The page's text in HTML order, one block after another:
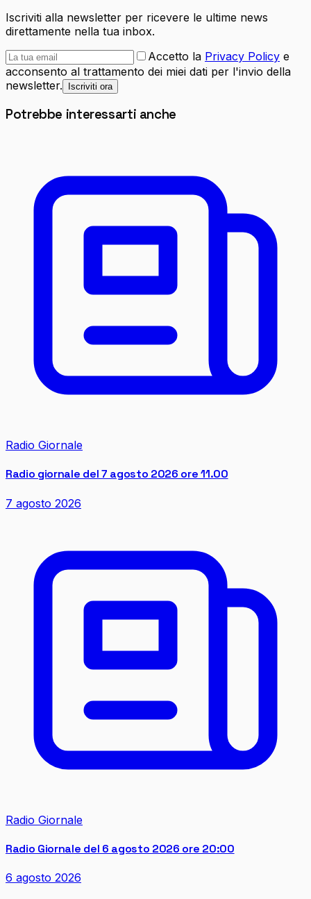
Iscriviti alla newsletter per ricevere le ultime news
direttamente nella tua inbox.
Accetto la Privacy Policy e
acconsento al trattamento dei miei dati per l'invio della
newsletter.
Iscriviti ora
Potrebbe interessarti anche
Radio Giornale
Radio giornale del 7 agosto 2026 ore 11.00
7 agosto 2026
Radio Giornale
Radio Giornale del 6 agosto 2026 ore 20:00
6 agosto 2026